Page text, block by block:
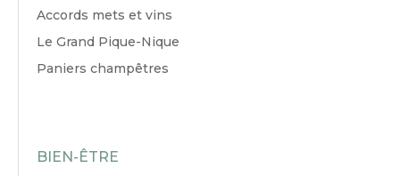
Accords mets et vins
Le Grand Pique-Nique
Paniers champêtres
BIEN-ÊTRE